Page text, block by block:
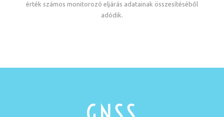
érték számos monitorozó eljárás adatainak összesítéséből
adódik.